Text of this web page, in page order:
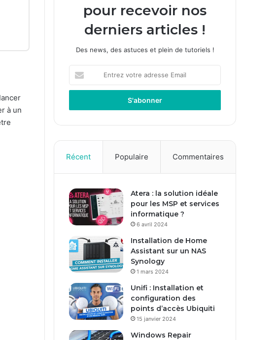
à un
pour recevoir nos
derniers articles !
Des news, des astuces et plein de tutoriels !
t
e
o
t
e
d
r
e
s
e
m
i
l
Récent Populaire Commentaires
Atera : la solution idéale
pour les MSP et services
informatique ?
6 avril 2024
Installation de Home
Assistant sur un NAS
Synology
1 mars 2024
Unifi : Installation et
configuration des
points d’accès Ubiquiti
15 janvier 2024
Windows Repair